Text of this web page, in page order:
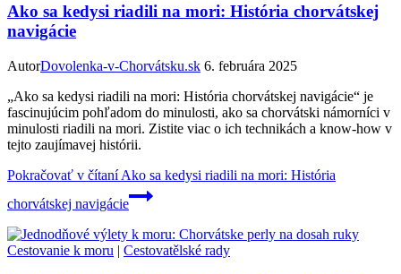
Ako sa kedysi riadili na mori: História chorvátskej
navigácie
AutorDovolenka-v-Chorvátsku.sk 6. februára 2025
„Ako sa kedysi riadili na mori: História chorvátskej navigácie“ je
fascinujúcim pohľadom do minulosti, ako sa chorvátski námorníci v
minulosti riadili na mori. Zistite viac o ich technikách a know-how v
tejto zaujímavej histórii.
Pokračovať v čítaníAko sa kedysi riadili na mori: História
chorvátskej navigácie
Cestovanie k moru | Cestovatělské rady